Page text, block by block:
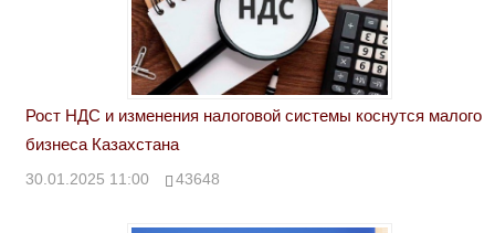
Рост НДС и изменения налоговой системы коснутся малого
бизнеса Казахстана
30.01.2025 11:00 43648